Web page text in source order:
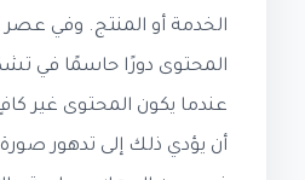
الخدمة أو المنتج. وفي
المحتوى دورًا حاسمًا في
عندما يكون المحتوى غير
أن يؤدي ذلك إلى تدهور صورة